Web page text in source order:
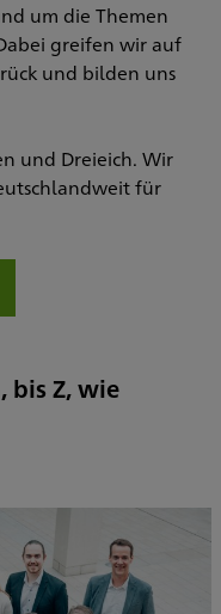
um die Themen
greifen wir auf
und bilden uns
und Dreieich. Wir
für
bis Z, wie